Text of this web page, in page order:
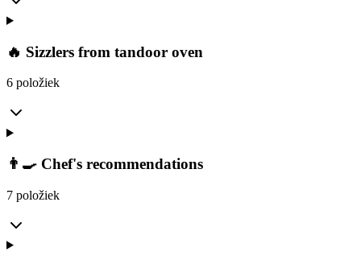
🔥 Sizzlers from tandoor oven
6 položiek
👨‍🍳 Chef's recommendations
7 položiek